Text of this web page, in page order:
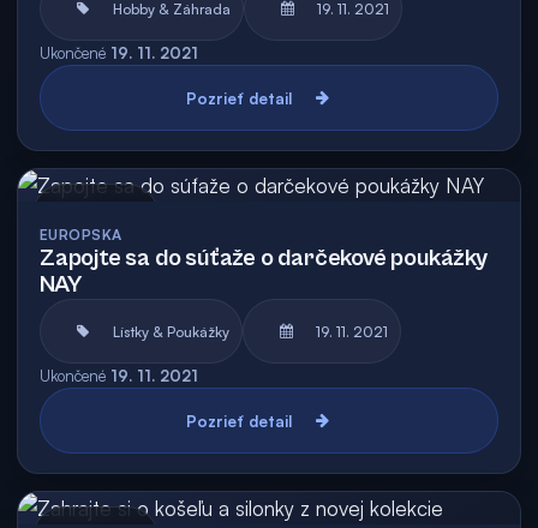
Hobby & Záhrada 19. 11. 2021
Ukončené 19. 11. 2021
Pozrieť detail
EUROPSKA
Zapojte sa do súťaže o darčekové poukážky
NAY
Lístky & Poukážky 19. 11. 2021
Ukončené 19. 11. 2021
Pozrieť detail